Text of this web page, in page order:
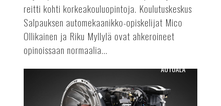
reitti kohti korkeakouluopintoja. Koulutuskeskus
Salpauksen automekaanikko-opiskelijat Mico
Ollikainen ja Riku Myllylä ovat ahkeroineet
opinoissaan normaalia...
autovalmistuksessa
AUTOALA